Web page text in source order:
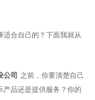
适合自己的？下面我就从
公司 之前，你要清楚自己
产品还是提供服务？你的